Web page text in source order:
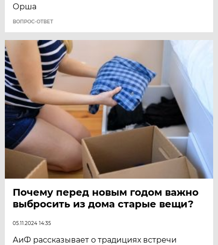
Орша
ВОПРОС-ОТВЕТ
Почему перед новым годом важно
выбросить из дома старые вещи?
05.11.2024 14:35
АиФ рассказывает о традициях встречи